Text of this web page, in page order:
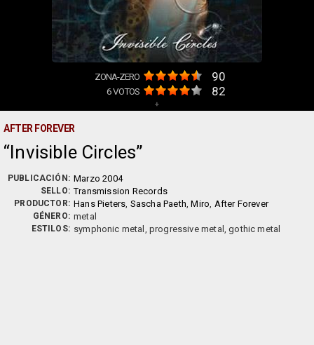
ZONA-ZERO 90
6VOTOS 82
+
AFTER FOREVER
Invisible Circles
PUBLICACIÓN: Marzo 2004
SELLO: Transmission Records
PRODUCTOR: Hans Pieters, Sascha Paeth,Miro, After Forever
GÉNERO: metal
ESTILOS: symphonic metal, progressive metal, gothic metal